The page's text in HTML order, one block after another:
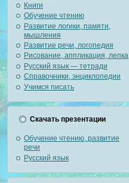
Книги
Обучение чтению
Развитие логики, памяти,
мышления
Развитие речи, логопедия
Рисование, аппликация, лепка
Русский язык — тетради
Справочники, энциклопедии
Учимся писать
Скачать презентации
Обучение чтению, развитие
речи
Русский язык